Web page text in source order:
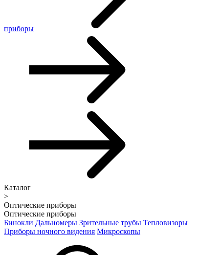
приборы
Каталог
>
Оптические приборы
Оптические приборы
Бинокли Дальномеры Зрительные трубы Тепловизоры
Приборы ночного видения Микроскопы